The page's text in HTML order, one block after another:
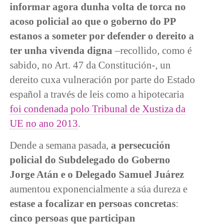
informar agora dunha volta de torca no
acoso policial ao que o goberno do PP
estanos a someter por defender o dereito a
ter unha vivenda digna –recollido, como é
sabido, no Art. 47 da Constitución-, un
dereito cuxa vulneración por parte do Estado
español a través de leis como a hipotecaria
foi condenada polo Tribunal de Xustiza da
UE no ano 2013.
Dende a semana pasada, a persecución
policial do Subdelegado do Goberno
Jorge Atán e o Delegado Samuel Juárez
aumentou exponencialmente a súa dureza e
estase a focalizar en persoas concretas:
cinco persoas que participan